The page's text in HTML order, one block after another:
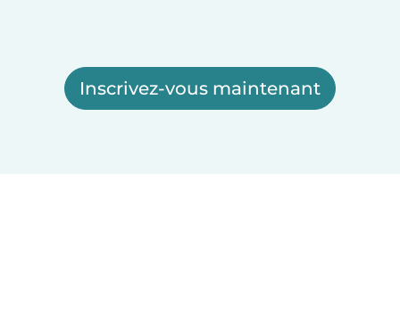
Inscrivez-vous maintenant